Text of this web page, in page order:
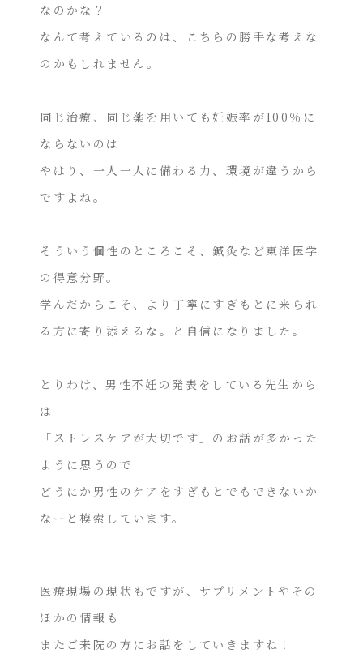
なのかな？
なんて考えているのは、こちらの勝手な考えな
のかもしれません。
同じ治療、同じ薬を用いても妊娠率が100％に
ならないのは
やはり、一人一人に備わる力、環境が違うから
ですよね。
そういう個性のところこそ、鍼灸など東洋医学
の得意分野。
学んだからこそ、より丁寧にすぎもとに来られ
る方に寄り添えるな。と自信になりました。
とりわけ、男性不妊の発表をしている先生から
は
「ストレスケアが大切です」のお話が多かった
ように思うので
どうにか男性のケアをすぎもとでもできないか
なーと模索しています。
医療現場の現状もですが、サプリメントやその
ほかの情報も
またご来院の方にお話をしていきますね！